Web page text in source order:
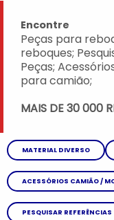
Encontre
Peças para
reboques;
Peças;
para camião;
MAIS DE 30 000
MATERIAL DIVERSO
ACESSÓRIOS CAMIÃO /
PESQUISAR REFERÊNCIAS